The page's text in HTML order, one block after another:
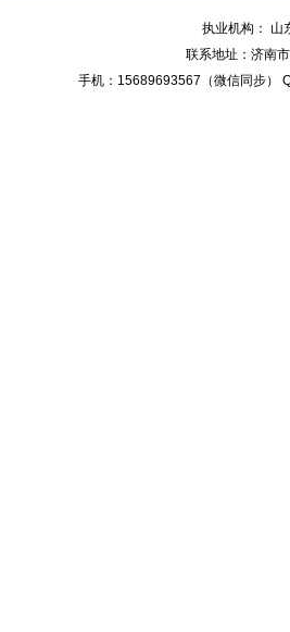
执业机构： 山
联系地址：济南
手机：15689693567（微信同步）